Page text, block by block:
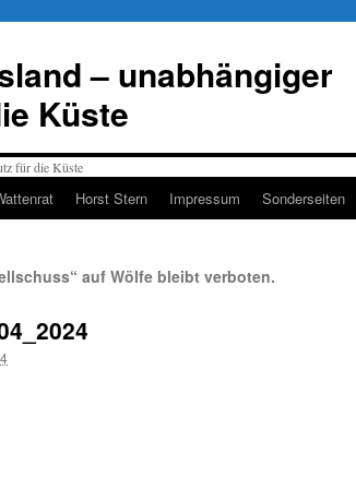
– unabhängiger
Küste
Horst Stern Impressum Sonderseiten
auf Wölfe bleibt verboten.